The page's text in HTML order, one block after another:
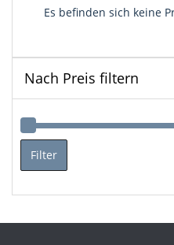
Es befinden sich keine
Nach Preis filtern
Filter